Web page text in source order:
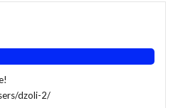
dzoli-2/